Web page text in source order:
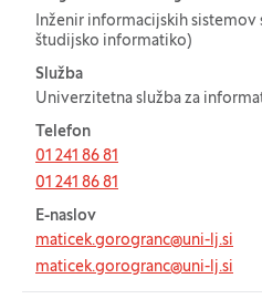
Inženir informacijskih sistemov
študijsko informatiko)
Služba
Univerzitetna služba za
Telefon
01 241 86 81
01 241 86 81
E-naslov
maticek.gorogranc@uni-lj.si
maticek.gorogranc@uni-lj.si